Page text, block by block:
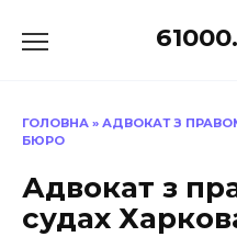
до
ГОЛОВНА » АДВОКАТ З
БЮРО
Адвокат з
судах